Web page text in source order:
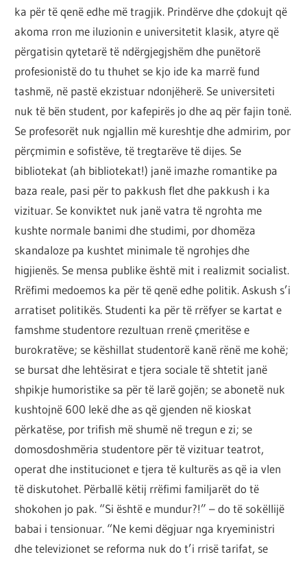
ka për të qenë edhe më tragjik. Prindërve dhe çdokujt që
akoma rron me iluzionin e universitetit klasik, atyre që
përgatisin qytetarë të ndërgjegjshëm dhe punëtorë
profesionistë do tu thuhet se kjo ide ka marrë fund
tashmë, në pastë ekzistuar ndonjëherë. Se universiteti
nuk të bën student, por kafepirës jo dhe aq për fajin tonë.
Se profesorët nuk ngjallin më kureshtje dhe admirim, por
përçmimin e sofistëve, të tregtarëve të dijes. Se
bibliotekat (ah bibliotekat!) janë imazhe romantike pa
baza reale, pasi për to pakkush flet dhe pakkush i ka
vizituar. Se konviktet nuk janë vatra të ngrohta me
kushte normale banimi dhe studimi, por dhomëza
skandaloze pa kushtet minimale të ngrohjes dhe
higjienës. Se mensa publike është mit i realizmit socialist.
Rrëfimi medoemos ka për të qenë edhe politik. Askush s’i
arratiset politikës. Studenti ka për të rrëfyer se kartat e
famshme studentore rezultuan rrenë çmeritëse e
burokratëve; se këshillat studentorë kanë rënë me kohë;
se bursat dhe lehtësirat e tjera sociale të shtetit janë
shpikje humoristike sa për të larë gojën; se abonetë nuk
kushtojnë 600 lekë dhe as që gjenden në kioskat
përkatëse, por trifish më shumë në tregun e zi; se
domosdoshmëria studentore për të vizituar teatrot,
operat dhe institucionet e tjera të kulturës as që ia vlen
të diskutohet. Përballë këtij rrëfimi familjarët do të
shokohen jo pak. “Si është e mundur?!” – do të sokëllijë
babai i tensionuar. “Ne kemi dëgjuar nga kryeministri
dhe televizionet se reforma nuk do t’i rrisë tarifat, se